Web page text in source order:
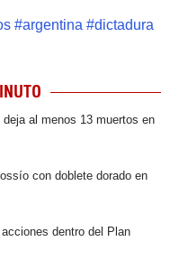
#argentina #dictadura
deja al menos 13 muertos en
con doblete dorado en
dentro del Plan